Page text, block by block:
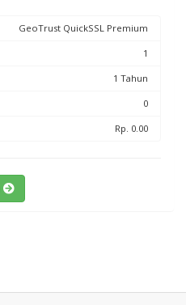
GeoTrust QuickSSL Premium
1
1 Tahun
0
Rp. 0.00